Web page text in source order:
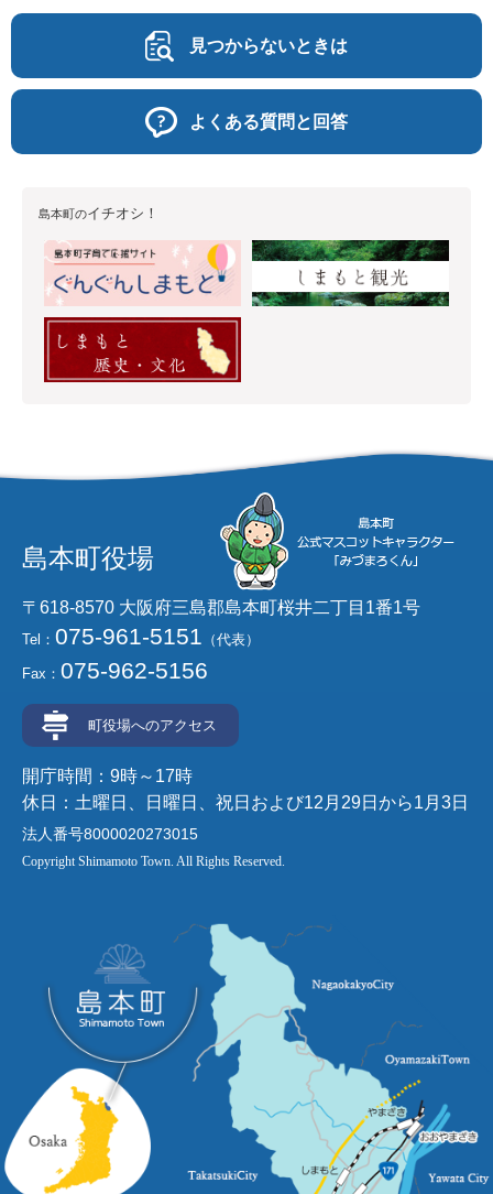
見つからないときは
よくある質問と回答
島本町のイチオシ！
島本町役場
〒618-8570 大阪府三島郡島本町桜井二丁目1番1号
Tel： 075-961-5151 （代表）
Fax： 075-962-5156
町役場へのアクセス
開庁時間：9時～17時
休日：土曜日、日曜日、祝日および12月29日から1月3日
法人番号8000020273015
Copyright Shimamoto Town. All Rights Reserved.